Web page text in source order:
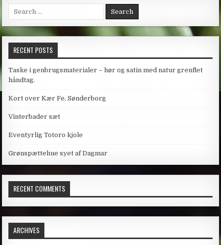
for:
RECENT POSTS
Taske i genbrugsmaterialer – hør og satin med natur grenflet
håndtag.
Kort over Kær Fe, Sønderborg
Vinterbader sæt
Eventyrlig Totoro kjole
Grønspættehue syet af Dagmar
RECENT COMMENTS
ARCHIVES